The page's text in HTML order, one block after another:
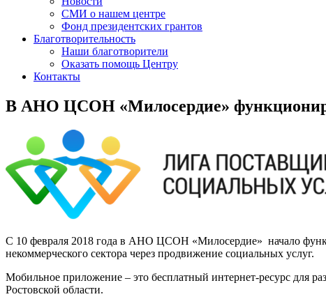
СМИ о нашем центре
Фонд президентских грантов
Благотворительность
Наши благотворители
Оказать помощь Центру
Контакты
В АНО ЦСОН «Милосердие»
С 10 февраля 2018 года в АНО ЦСОН «Милосердие» начало
некоммерческого сектора через продвижение социальных услуг.
Мобильное приложение – это бесплатный интернет-ресурс для
Ростовской области.